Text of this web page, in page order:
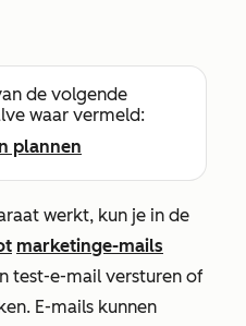
de volgende
waar vermeld:
plannen
werkt, kun je in de
marketinge-mails
test-e-mail versturen of
E-mails kunnen